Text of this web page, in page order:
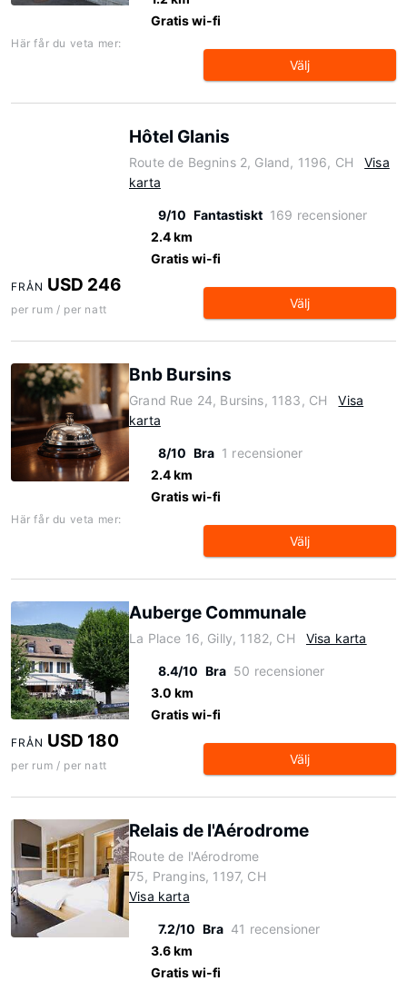
Gratis wi-fi
Här får du veta mer:
Välj
Hôtel Glanis
Route de Begnins 2, Gland, 1196, CH
Visa
karta
9/10 Fantastiskt 169 recensioner
2.4 km
Gratis wi-fi
FRÅN USD 246
per rum / per natt Välj
Bnb Bursins
Grand Rue 24, Bursins, 1183, CH
Visa
karta
8/10 Bra 1 recensioner
2.4 km
Gratis wi-fi
Här får du veta mer:
Välj
Auberge Communale
La Place 16, Gilly, 1182, CH Visa karta
8.4/10 Bra 50 recensioner
3.0 km
Gratis wi-fi
FRÅN USD 180
per rum / per natt Välj
Relais de l'Aérodrome
Route de l'Aérodrome
75, Prangins, 1197, CH
Visa karta
7.2/10 Bra 41 recensioner
3.6 km
Gratis wi-fi